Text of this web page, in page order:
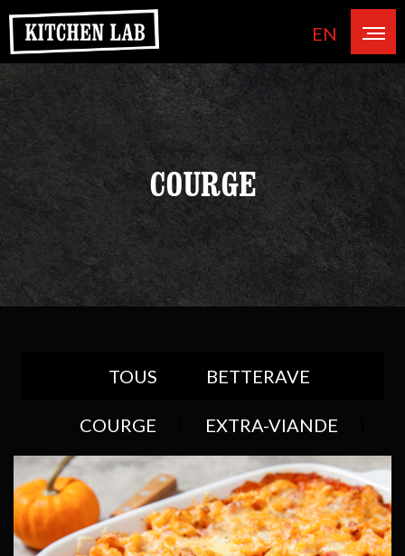
EN
COURGE
TOUS BETTERAVE
COURGE EXTRA-VIANDE
ROSÉE EXTRA CRÉMEUSE
TOFU VIANDE